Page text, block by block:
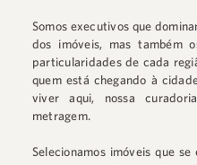
Somos executivos que
dos imóveis, mas também
particularidades de cada
quem está chegando à
viver aqui, nossa
metragem.
Selecionamos imóveis que